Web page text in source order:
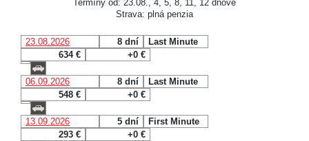
Termíny od: 23.08., 4, 5, 8, 11, 12 dňové
Strava: plná penzia
23.08.2026 8 dní
Last Minute
634 €
+0 €
06.09.2026 8 dní
Last Minute
548 €
+0 €
13.09.2026 5 dní
First Minute
293 €
+0 €